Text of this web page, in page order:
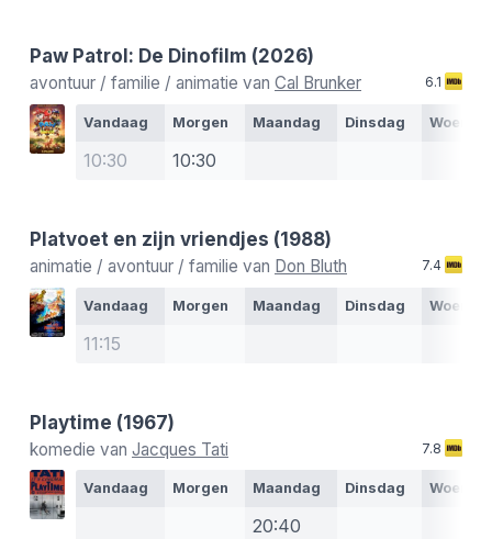
Paw Patrol: De Dinofilm (2026)
avontuur / familie / animatie van Cal Brunker 6.1
Vandaag Morgen Maandag Dinsdag
10:30 10:30
Platvoet en zijn vriendjes (1988)
animatie / avontuur / familie van Don Bluth 7.4
Vandaag Morgen Maandag Dinsdag
11:15
Playtime (1967)
komedie van Jacques Tati 7.8
Vandaag Morgen Maandag Dinsdag
20:40